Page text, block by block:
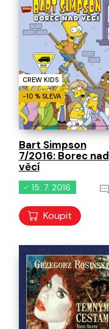
CREW KIDS
-10 % SLEVA
Bart Simpson
7/2016: Borec nad
věcí
15. 7. 2016
Koupit